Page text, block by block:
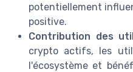
potentiellement
positive.
Contribution des
crypto actifs, les
l'écosystème et